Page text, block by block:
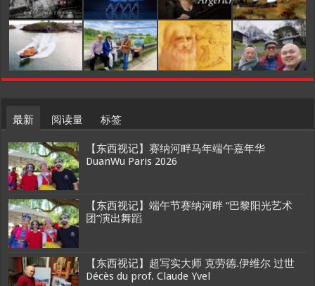
最新 阅读量 标签
【东西视记】赛纳河畔马年端午嘉年华
DuanWu Paris 2026
【东西视记】端午节赛纳河畔 “巴黎阳光艺术
团”演出舞蹈
【东西视记】超写实大师 克劳德.伊维尔 过世
Décès du prof. Claude Yvel